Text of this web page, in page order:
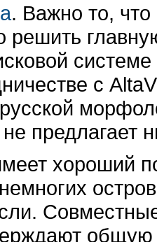
. Важно то,
решить
системе
с
предлагает
хороший